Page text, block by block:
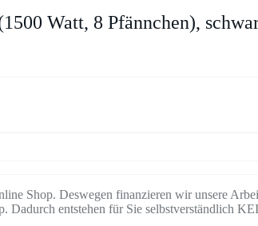
Watt, 8 Pfännchen),
Shop. Deswegen finanzieren wir unsere
Dadurch entstehen für Sie selbstverständlich